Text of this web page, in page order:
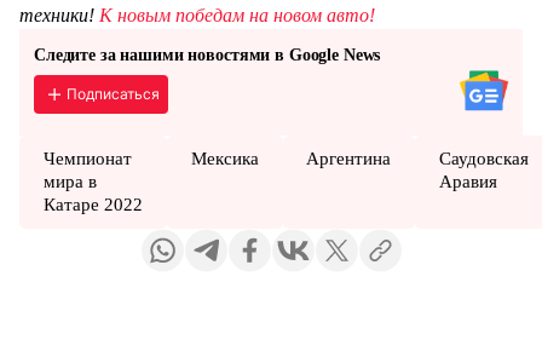
техники! К новым победам на новом авто!
Следите за нашими новостями в Google News
Подписаться
Чемпионат
мира в
Катаре 2022
Мексика Аргентина
Саудовская
Аравия